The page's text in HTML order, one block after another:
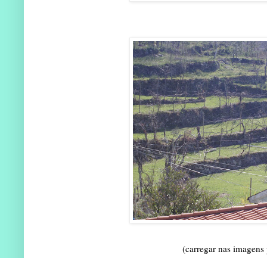
(carregar nas